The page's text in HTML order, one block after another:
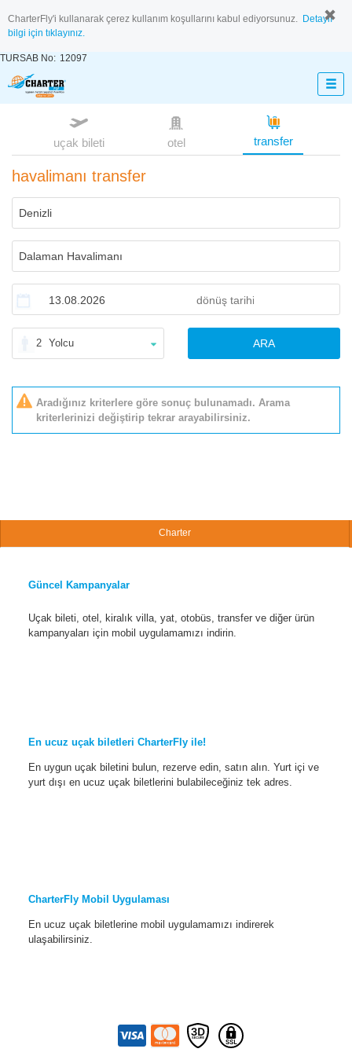
CharterFly'i kullanarak çerez kullanım koşullarını kabul ediyorsunuz. Detaylı
bilgi için tıklayınız.
TURSAB No: 12097
uçak bileti otel transfer
havalimanı transfer
2 Yolcu ARA
Aradığınız kriterlere göre sonuç bulunamadı. Arama
kriterlerinizi değiştirip tekrar arayabilirsiniz.
Charter
Güncel Kampanyalar
Uçak bileti, otel, kiralık villa, yat, otobüs, transfer ve diğer ürün
kampanyaları için mobil uygulamamızı indirin.
En ucuz uçak biletleri CharterFly ile!
En uygun uçak biletini bulun, rezerve edin, satın alın. Yurt içi ve
yurt dışı en ucuz uçak biletlerini bulabileceğiniz tek adres.
CharterFly Mobil Uygulaması
En ucuz uçak biletlerine mobil uygulamamızı indirerek
ulaşabilirsiniz.